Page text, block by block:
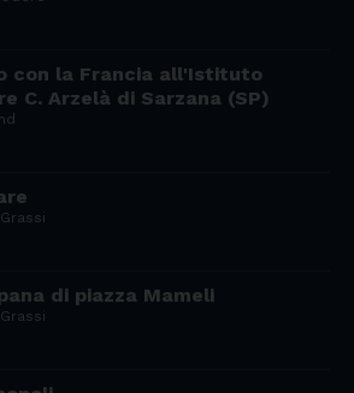
con la Francia all'Istituto
C. Arzelà di Sarzana (SP)
di piazza Mameli